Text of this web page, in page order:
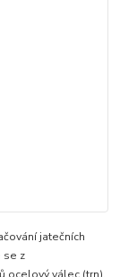
jatečních
se z